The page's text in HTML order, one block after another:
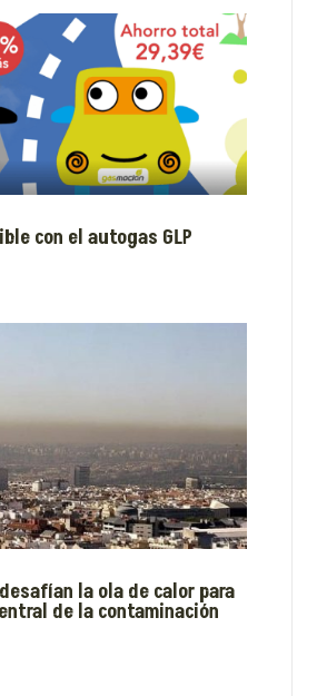
con el autogas GLP
la ola de calor para
de la contaminación